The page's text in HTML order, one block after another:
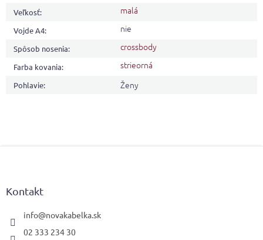
Veľkosť: malá
Vojde A4: nie
Spôsob nosenia: crossbody
Farba kovania: strieorná
Pohlavie: Ženy
Kontakt
info@novakabelka.sk
02 333 234 30